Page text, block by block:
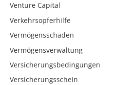
Venture Capital
Verkehrsopferhilfe
Vermögensschaden
Vermögensverwaltung
Versicherungsbedingungen
Versicherungsschein